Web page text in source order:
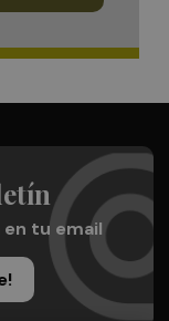
tu email